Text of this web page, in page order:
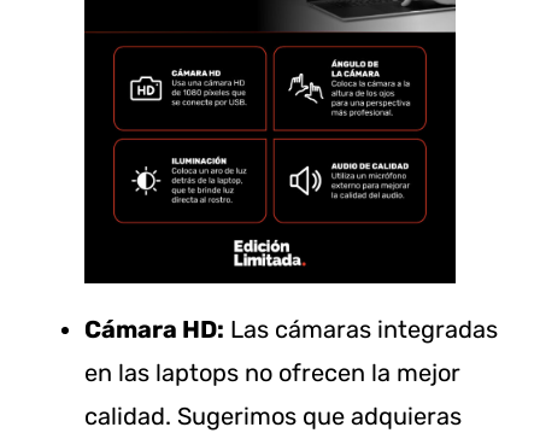
Cámara HD: Las cámaras integradas
en las laptops no ofrecen la mejor
calidad. Sugerimos que adquieras